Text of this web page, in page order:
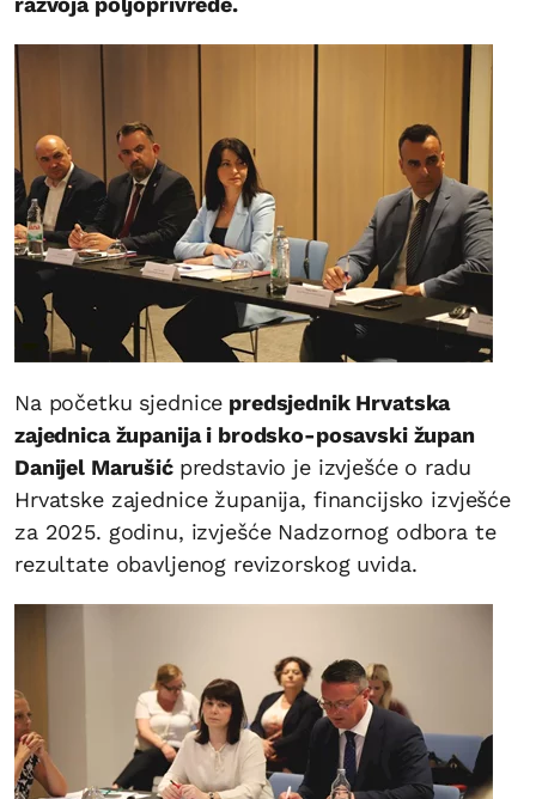
Na početku sjednice predsjednik Hrvatska
zajednica županija i brodsko-posavski župan
Danijel Marušić predstavio je izvješće o radu
Hrvatske zajednice županija, financijsko izvješće
za 2025. godinu, izvješće Nadzornog odbora te
rezultate obavljenog revizorskog uvida.